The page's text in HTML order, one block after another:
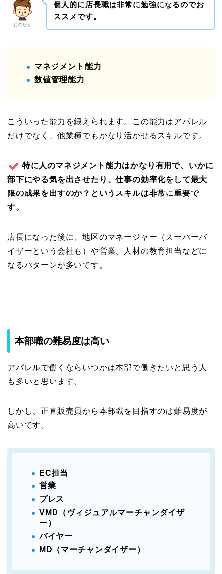
おのたく
個人的に店長職は非常に勉強になるのでお
ススメです。
マネジメント能力
数値管理能力
こういった能力を鍛えられます。この能力はアパレル
だけでなく、他業種でもかなり活かせるスキルです。
特に人のマネジメント能力はかなり有用で、いかに
部下にやる気を出させたり、仕事の効率化をして最大
限の成果を出すのか？というスキルは非常に重要で
す。
店長になった後に、地区のマネージャー（スーパーバ
イザーという会社も）や営業、人材の教育担当などに
なるパターンが多いです。
本部職の難易度は高い
アパレルで働くならいつかは本部で働きたいと思う人
も多いと思います。
しかし、正直販売員から本部職を目指すのは難易度が
高いです。
EC担当
営業
プレス
VMD（ヴィジュアルマーチャンダイザ
ー）
バイヤー
MD（マーチャンダイザー）